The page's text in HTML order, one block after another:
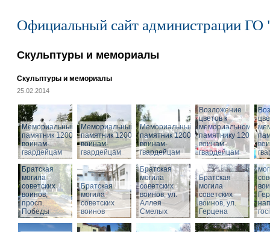
Официальный сайт администрации ГО
Скульптуры и мемориалы
Скульптуры и мемориалы
25.02.2014
Мемориальный
памятник 1200
воинам-
гвардейцам
Мемориальный
памятник 1200
воинам-
гвардейцам
Мемориальный
памятник 1200
воинам-
гвардейцам
Возложение
цветов к
мемориальному
памятнику 1200
воинам-
гвардейцам
Братская
могила
советских
воинов,
просп.
Победы
Братская
могила
советских
воинов
Братская
могила
советских
воинов, ул.
Аллея
Смелых
Братская
могила
советских
воинов, ул.
Герцена